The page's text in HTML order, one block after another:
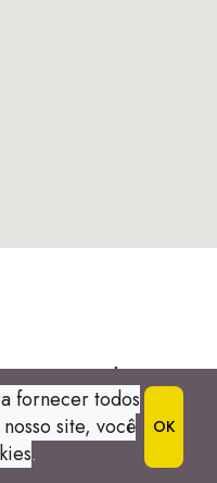
fornecer todos
site, você
.
OK